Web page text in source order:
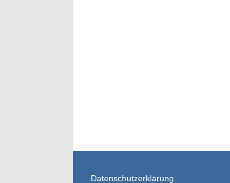
Datenschutzerklärung